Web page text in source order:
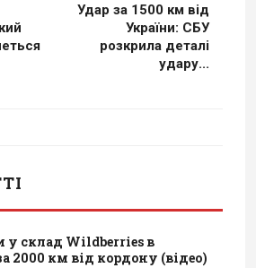
Удар за 1500 км від
України: СБУ
розкрила деталі
удару...
у склад Wildberries в
2000 км від кордону (відео)